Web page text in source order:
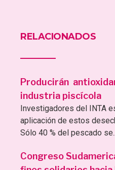
RELACIONADOS
Producirán
industria piscícola
Investigadores del INTA
aplicación de estos
Sólo 40 % del pescado
Congreso